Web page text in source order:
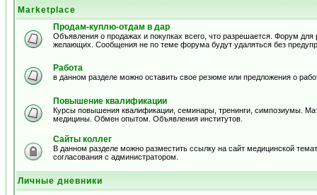
Marketplace
Продам-куплю-отдам в дар
Объявления о продажах и покупках всего, что разрешается. Форум
желающих. Сообщения не по теме форума будут удаляться без
Работа
в данном разделе можно оставить свое резюме или предложения о
Повышение квалификации
Курсы повышения квалификации, семинары, тренинги, симпозиумы.
медицины. Обмен опытом. Объявления институтов.
Сайты коллег
В данном разделе можно разместить ссылку на сайт медицинской
согласования с администратором.
Личные дневники